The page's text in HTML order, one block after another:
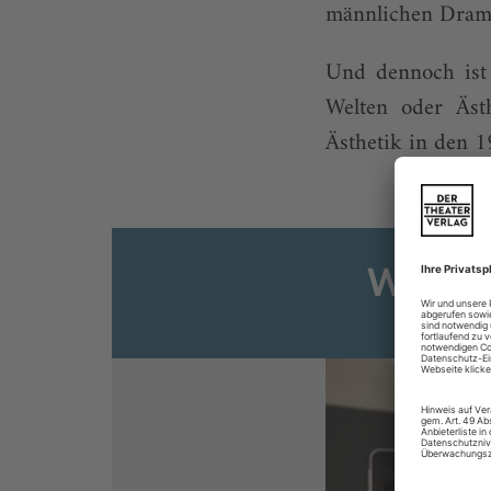
männlichen
Und dennoch
Welten oder
Ästhetik in den
Sie